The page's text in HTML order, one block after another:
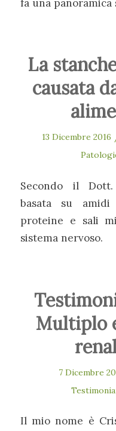
fa una panoramica
La
causata
13 Dicembre 2016
Secondo il Dott.
basata su
proteine e sali
sistema nervoso.
Multiplo
7 Dicembre
Il mio nome è